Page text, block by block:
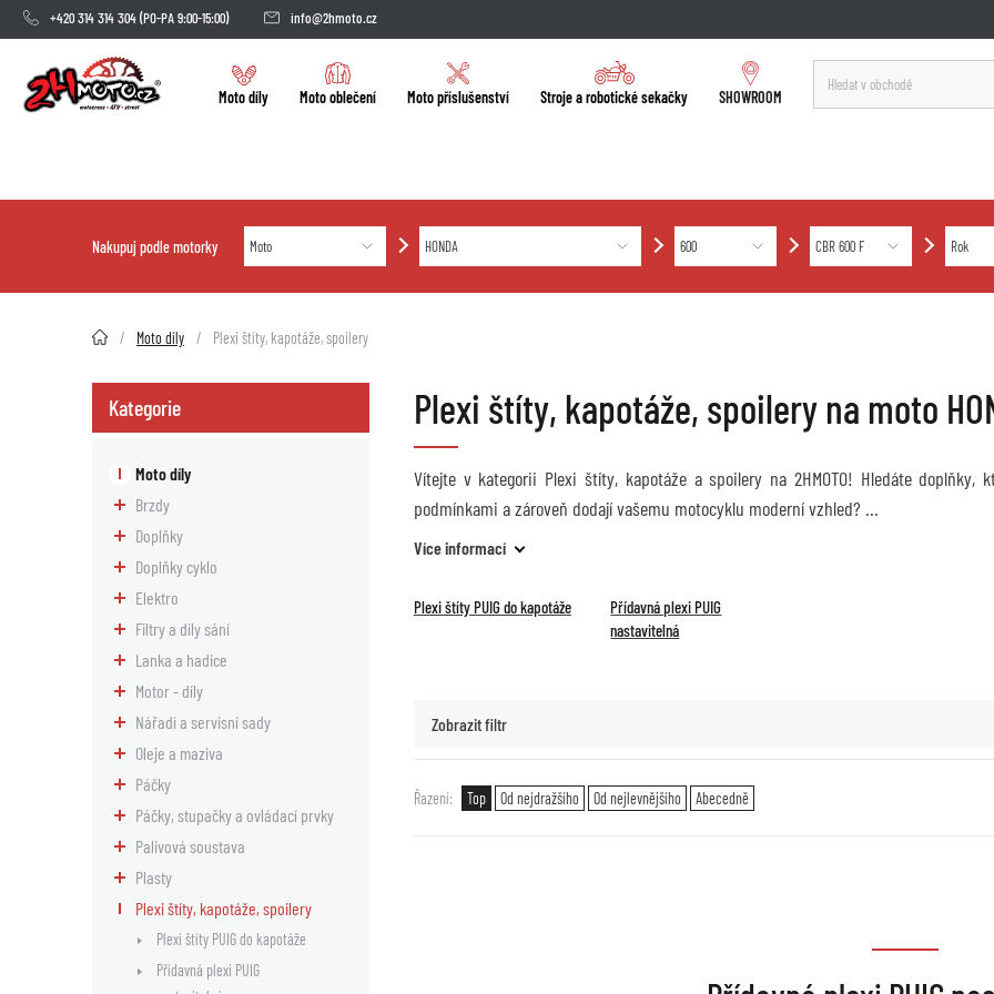
+420 314 314 304(PO-PA 9:00-15:00) info@2hmoto.cz
Moto díly Moto oblečení Moto příslušenství Stroje a robotické sekačky SHOWROOM
Nakupuj podle motorky
2HMOTO.cz Moto díly Plexi štíty, kapotáže, spoilery
Kategorie
Moto díly
Brzdy
Doplňky
Doplňky cyklo
Elektro
Filtry a díly sání
Lanka a hadice
Motor - díly
Nářadí a servisní sady
Oleje a maziva
Páčky
Páčky, stupačky a ovládací prvky
Palivová soustava
Plasty
Plexi štíty, kapotáže, spoilery
Plexi štíty PUIG do kapotáže
Přídavná plexi PUIG
Plexi štíty, kapotáže, spoilery na moto
Vítejte v kategorii Plexi štíty, kapotáže a spoilery na 2HMOTO! Hledáte
podmínkami a zároveň dodají vašemu motocyklu moderní vzhled?
Více informací
Plexi štíty PUIG do kapotáže
Přídavná plexi PUIG
nastavitelná
Zobrazit filtr
Řazení Top Od nejdražšího Od nejlevnějšího Abecedně